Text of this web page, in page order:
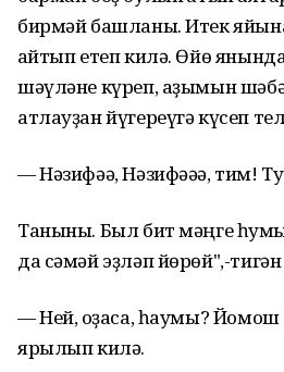
бирмәй башланы. Итек яйына
ҡайтып етеп килә. Өйө
шәүләне күреп, аҙымын
атлауҙан йүгереүгә күсеп
— Нәзифәә, Нәзифәәә, тим!
Таныны. Был бит мәңге
да сәмәй эҙләп йөрөй",-
— Ней, ҡоҙаса, һаумы?
ярылып килә.